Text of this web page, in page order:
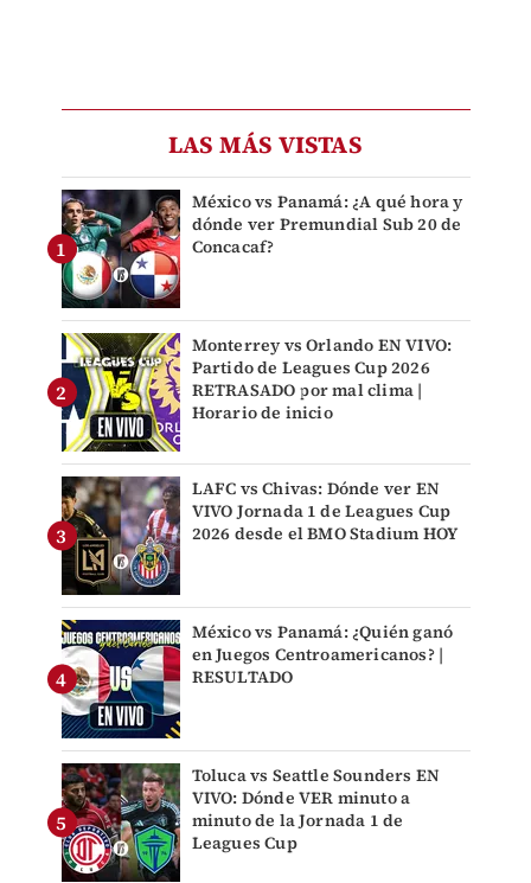
LAS MÁS VISTAS
México vs Panamá: ¿A qué hora y
dónde ver Premundial Sub 20 de
Concacaf?
Monterrey vs Orlando EN VIVO:
Partido de Leagues Cup 2026
RETRASADO por mal clima |
Horario de inicio
LAFC vs Chivas: Dónde ver EN
VIVO Jornada 1 de Leagues Cup
2026 desde el BMO Stadium HOY
México vs Panamá: ¿Quién ganó
en Juegos Centroamericanos? |
RESULTADO
Toluca vs Seattle Sounders EN
VIVO: Dónde VER minuto a
minuto de la Jornada 1 de
Leagues Cup